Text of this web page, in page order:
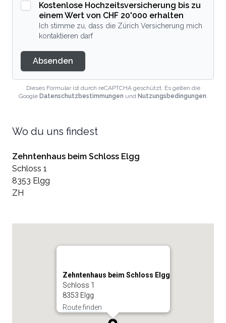
Kostenlose Hochzeitsversicherung bis zu
einem Wert von CHF 20'000 erhalten
Ich stimme zu, dass die Zürich Versicherung mich
kontaktieren darf
Absenden
Dieses Formular ist durch reCAPTCHA geschützt. Es gelten die
Google Datenschutzbestimmungen und Nutzungsbedingungen.
Wo du uns findest
Zehntenhaus beim Schloss Elgg
Schloss 1
8353 Elgg
ZH
Zehntenhaus beim Schloss Elgg
Schloss 1
8353 Elgg
Route finden